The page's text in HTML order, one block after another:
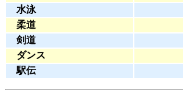
水泳
柔道
剣道
ダンス
駅伝